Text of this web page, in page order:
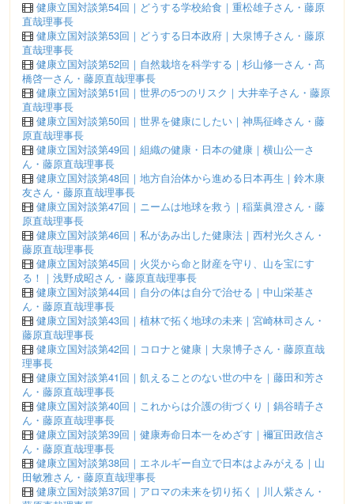
健康立国対談第54回｜どうする学校給食｜重松雄子さん・藤原
直哉理事長
健康立国対談第53回｜どうする日本政府｜大泉博子さん・藤原
直哉理事長
健康立国対談第52回｜自然栽培を科学する｜杉山修一さん・髙
橋啓一さん・藤原直哉理事長
健康立国対談第51回｜世界の5つのリスク｜大井幸子さん・藤原
直哉理事長
健康立国対談第50回｜世界を健康にしたい｜神馬征峰さん・藤
原直哉理事長
健康立国対談第49回｜組織の健康・日本の健康｜横山公一さ
ん・藤原直哉理事長
健康立国対談第48回｜地方自治体から進める日本再生｜鈴木康
友さん・藤原直哉理事長
健康立国対談第47回｜ニームは地球を救う｜稲葉眞澄さん・藤
原直哉理事長
健康立国対談第46回｜私があみ出した健康法｜西村光久さん・
藤原直哉理事長
健康立国対談第45回｜火災から命と財産を守り、山を宝にす
る！｜浅野成昭さん・藤原直哉理事長
健康立国対談第44回｜自分の体は自分で治せる｜中山栄基さ
ん・藤原直哉理事長
健康立国対談第43回｜植林で拓く地球の未来｜宮崎林司さん・
藤原直哉理事長
健康立国対談第42回｜コロナと健康｜大泉博子さん・藤原直哉
理事長
健康立国対談第41回｜飢えることのない世の中を｜藤田和芳さ
ん・藤原直哉理事長
健康立国対談第40回｜これからは介護の街づくり｜鍋谷晴子さ
ん・藤原直哉理事長
健康立国対談第39回｜健康寿命日本一をめざす｜襧冝田政信さ
ん・藤原直哉理事長
健康立国対談第38回｜エネルギー自立で日本はよみがえる｜山
田敏雅さん・藤原直哉理事長
健康立国対談第37回｜アロマの未来を切り拓く｜川人紫さん・